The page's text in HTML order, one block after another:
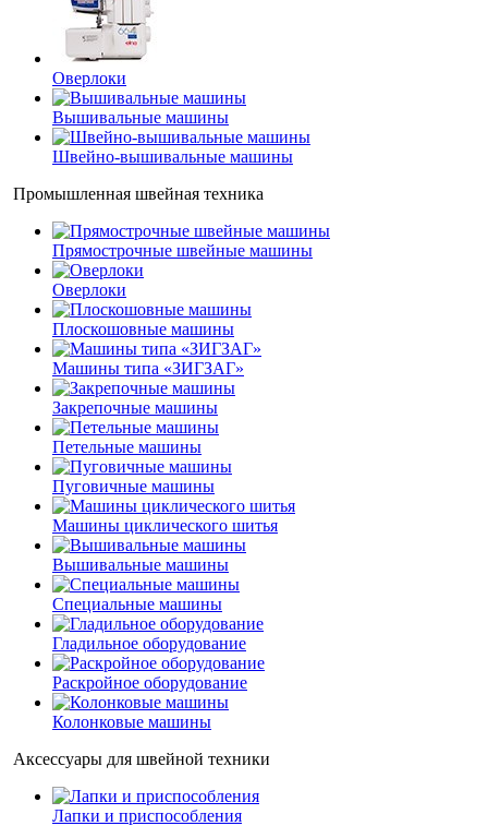
Оверлоки
Вышивальные машины
Швейно-вышивальные машины
Промышленная швейная техника
Прямострочные швейные машины
Оверлоки
Плоскошовные машины
Машины типа «ЗИГЗАГ»
Закрепочные машины
Петельные машины
Пуговичные машины
Машины циклического шитья
Вышивальные машины
Специальные машины
Гладильное оборудование
Раскройное оборудование
Колонковые машины
Аксессуары для швейной техники
Лапки и приспособления